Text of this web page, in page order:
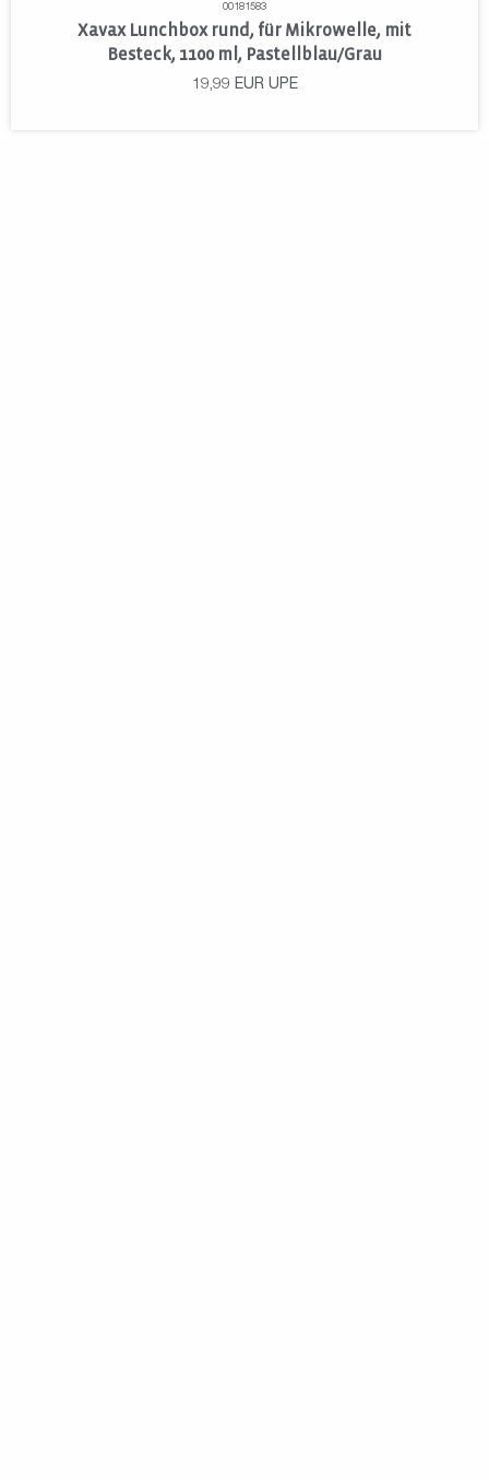
00181583
Xavax Lunchbox rund, für Mikrowelle, mit
Besteck, 1100 ml, Pastellblau/Grau
19,99 EUR UPE